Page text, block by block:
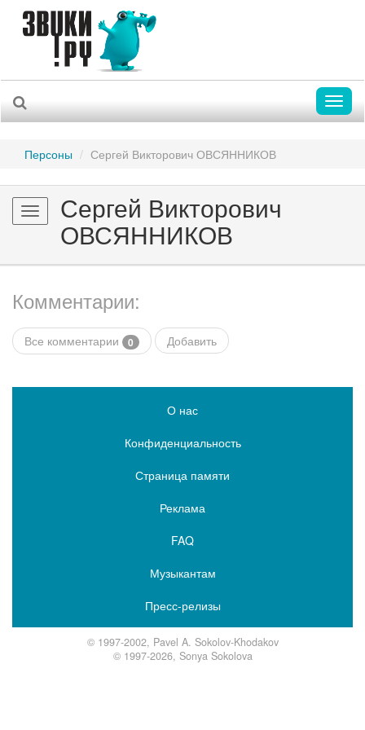
Персоны Сергей Викторович ОВСЯННИКОВ
Toggle
navigation
Сергей Викторович
ОВСЯННИКОВ
Комментарии:
Все комментарии 0 Добавить
О нас
Конфиденциальность
Страница памяти
Реклама
FAQ
Музыкантам
Пресс-релизы
© 1997-2002, Pavel A. Sokolov-Khodakov
© 1997-2026, Sonya Sokolova